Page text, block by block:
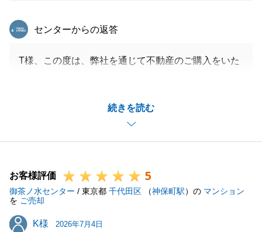
続きを読む
東急リバブル
センターからの返答
T様、この度は、弊社を通じて不動産のご購入をいた
力いただきましたこと重ねて御礼申し上げます。
お問合せの多い物件でしたが、T様にご購入いただき
売主様も私も嬉しく思っております。
もお気軽にご連絡下さいませ。
今後とも何卒よろしくお願いいたします。
お客様評価 5
御茶ノ水センター / 東京都 千代田区 （神保町駅）の マンション
を ご売却
K様
K様 2026年7月4日